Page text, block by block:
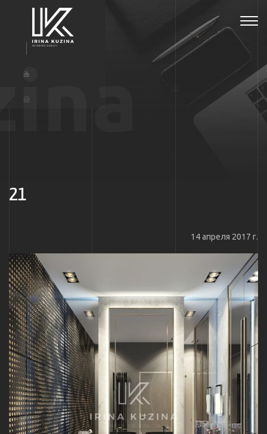
21
14 апреля 2017 г.